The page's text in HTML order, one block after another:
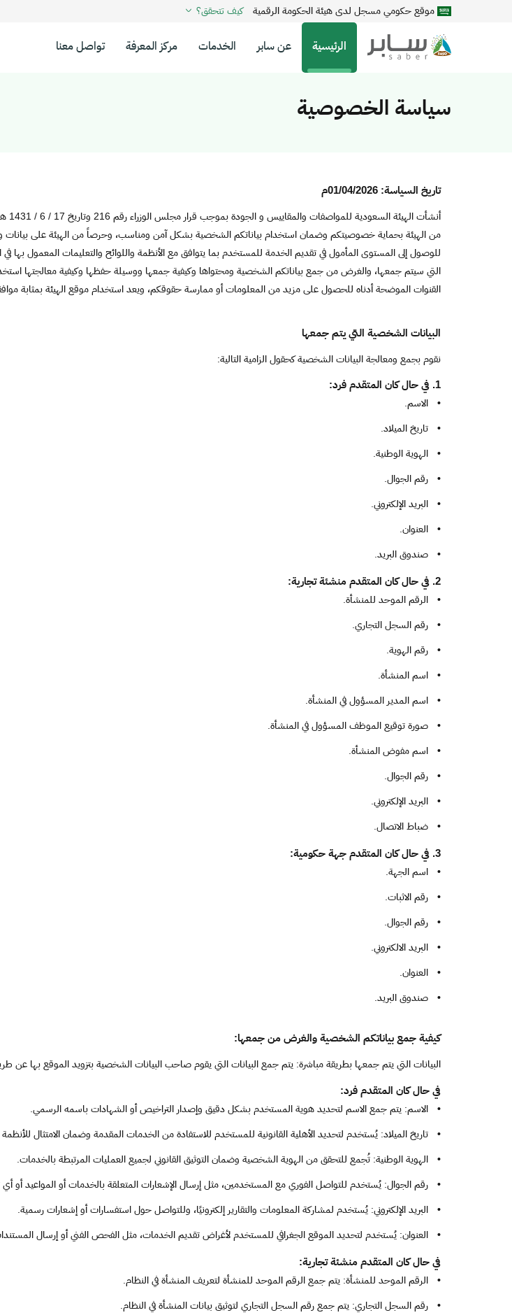
موقع حكومي مسجل لدى هيئة الحكومة الرقمية كيف تتحقق؟
الرئيسية عن سابر الخدمات مركز المعرفة تواصل معنا
سياسة الخصوصية
تاريخ السياسة: 01/04/2026م
من الهيئة بحماية خصوصيتكم وضمان استخدام بياناتكم الشخصية بشكل آمن ومناسب، وحرصاً من الهيئة على بيانات
للوصول إلى المستوى المأمول في تقديم الخدمة للمستخدم بما يتوافق مع الأنظمة واللوائح والتعليمات المعمول
التي سيتم جمعها، والغرض من جمع بياناتكم الشخصية ومحتواها وكيفية جمعها ووسيلة حفظها وكيفية معالجتها
القنوات الموضحة أدناه للحصول على مزيد من المعلومات أو ممارسة حقوقكم، ويعد استخدام موقع الهيئة بمثابة
البيانات الشخصية التي يتم جمعها
نقوم بجمع ومعالجة البيانات الشخصية كحقول الزامية التالية:
1. في حال كان المتقدم فرد:
• الاسم.
• تاريخ الميلاد.
• الهوية الوطنية.
• رقم الجوال.
• البريد الإلكتروني.
• العنوان.
• صندوق البريد.
2. في حال كان المتقدم منشئة تجارية:
• الرقم الموحد للمنشأة.
• رقم السجل التجاري.
• رقم الهوية.
• اسم المنشأة.
• اسم المدير المسؤول في المنشأة.
• صورة توقيع الموظف المسؤول في المنشأة.
• اسم مفوض المنشأة.
• رقم الجوال.
• البريد الإلكتروني.
• ضباط الاتصال.
3. في حال كان المتقدم جهة حكومية:
• اسم الجهة.
• رقم الاثبات.
• رقم الجوال.
• البريد الالكتروني.
• العنوان.
• صندوق البريد.
كيفية جمع بياناتكم الشخصية والغرض من جمعها:
البيانات التي يتم جمعها بطريقة مباشرة: يتم جمع البيانات التي يقوم صاحب البيانات الشخصية بتزويد الموقع بها
في حال كان المتقدم فرد:
• الاسم: يتم جمع الاسم لتحديد هوية المستخدم بشكل دقيق وإصدار التراخيص أو الشهادات باسمه الرسمي.
• تاريخ الميلاد: يُستخدم لتحديد الأهلية القانونية للمستخدم للاستفادة من الخدمات المقدمة وضمان الامتثال
• الهوية الوطنية: تُجمع للتحقق من الهوية الشخصية وضمان التوثيق القانوني لجميع العمليات المرتبطة بالخدمات.
• رقم الجوال: يُستخدم للتواصل الفوري مع المستخدمين، مثل إرسال الإشعارات المتعلقة بالخدمات أو المواعيد أو
• البريد الإلكتروني: يُستخدم لمشاركة المعلومات والتقارير إلكترونيًا، وللتواصل حول استفسارات أو إشعارات رسمية.
• العنوان: يُستخدم لتحديد الموقع الجغرافي للمستخدم لأغراض تقديم الخدمات، مثل الفحص الفني أو إرسال
في حال كان المتقدم منشئة تجارية:
• الرقم الموحد للمنشأة: يتم جمع الرقم الموحد للمنشأة لتعريف المنشأة في النظام.
• رقم السجل التجاري: يتم جمع رقم السجل التجاري لتوثيق بيانات المنشأة في النظام.